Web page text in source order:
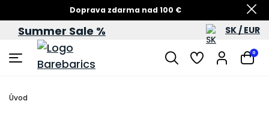
Doprava zdarma nad 100 €
Summer Sale – zľavy až do 60 %
Summer Sale % SK / EUR
0
Úvod